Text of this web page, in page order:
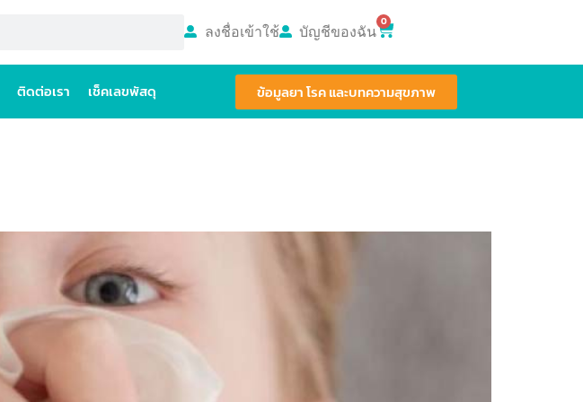
ลงชื่อเข้าใช้ บัญชีของฉัน 0
ติดต่อเรา เช็คเลขพัสดุ ข้อมูลยา โรค และบทความสุขภาพ